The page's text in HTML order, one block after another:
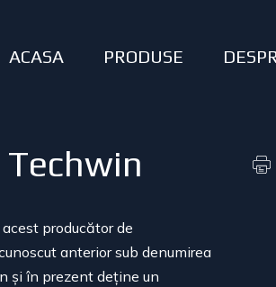
ACASA PRODUSE
acest producător de
anterior sub denumirea
și în prezent deține un